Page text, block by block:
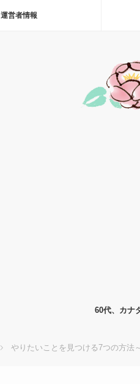
運営者情報
60代、カナ
やりたいことを見つける7つの方法